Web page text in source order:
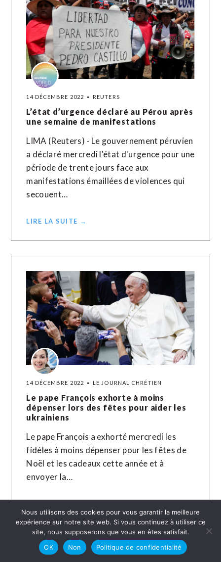
14 DÉCEMBRE 2022 REUTERS
L’état d’urgence déclaré au Pérou après
une semaine de manifestations
LIMA (Reuters) - Le gouvernement péruvien
a déclaré mercredi l'état d'urgence pour une
période de trente jours face aux
manifestations émaillées de violences qui
secouent…
LIRE LA SUITE →
14 DÉCEMBRE 2022 LE JOURNAL CHRÉTIEN
Le pape François exhorte à moins
dépenser lors des fêtes pour aider les
ukrainiens
Le pape François a exhorté mercredi les
fidèles à moins dépenser pour les fêtes de
Noël et les cadeaux cette année et à
envoyer la…
Nous utilisons des cookies pour vous garantir la meilleure
expérience sur notre site web. Si vous continuez à utiliser ce
site, nous supposerons que vous en êtes satisfait.
OK
Non Politique de confidentialité